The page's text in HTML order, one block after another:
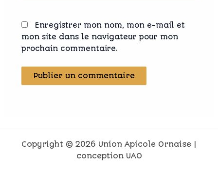
Enregistrer mon nom, mon e-mail et
mon site dans le navigateur pour mon
prochain commentaire.
Copyright © 2026 Union Apicole Ornaise |
conception UAO